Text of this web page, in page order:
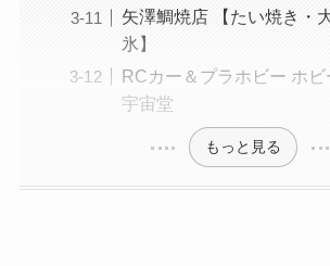
矢澤鯛焼店 【たい焼き・
氷】
RCカー＆プラホビー ホビ
宇宙堂
もっと見る